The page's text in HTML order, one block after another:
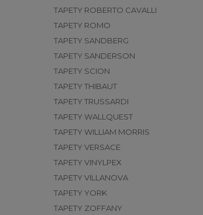
TAPETY ROBERTO CAVALLI
TAPETY ROMO
TAPETY SANDBERG
TAPETY SANDERSON
TAPETY SCION
TAPETY THIBAUT
TAPETY TRUSSARDI
TAPETY WALLQUEST
TAPETY WILLIAM MORRIS
TAPETY VERSACE
TAPETY VINYLPEX
TAPETY VILLANOVA
TAPETY YORK
TAPETY ZOFFANY